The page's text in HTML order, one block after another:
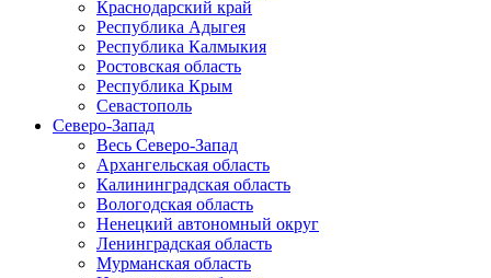
Краснодарский край
Республика Адыгея
Республика Калмыкия
Ростовская область
Республика Крым
Севастополь
Северо-Запад
Весь Северо-Запад
Архангельская область
Калининградская область
Вологодская область
Ненецкий автономный округ
Ленинградская область
Мурманская область